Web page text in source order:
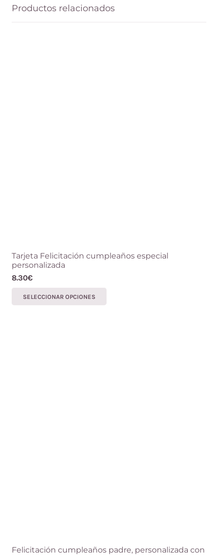
Productos relacionados
Tarjeta Felicitación cumpleaños especial
personalizada
8.30€
SELECCIONAR OPCIONES
Felicitación cumpleaños padre, personalizada con